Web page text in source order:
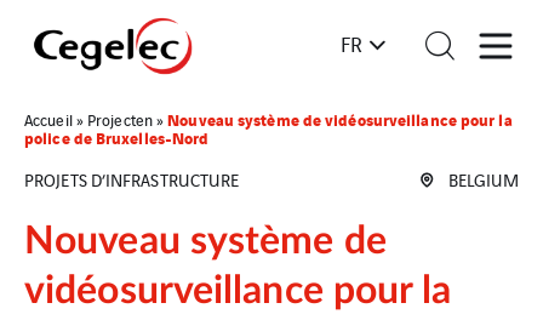
FR
Accueil» Projecten»Nouveau système de vidéosurveillance pour la
police de Bruxelles-Nord
PROJETS D’INFRASTRUCTURE
BELGIUM
Nouveau système de
vidéosurveillance pour la